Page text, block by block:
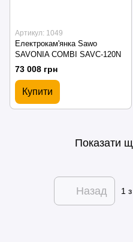
Артикул: 1049
Електрокам'янка Sawo
SAVONIA COMBI SAVC-120N
73 008 грн
Купити
Показати
Назад 1з